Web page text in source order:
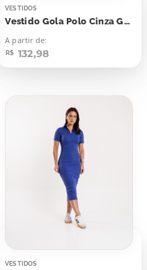
VESTIDOS
Vestido Gola Polo Cinza Gray Light
A partir de:
R$ 132,98
VESTIDOS